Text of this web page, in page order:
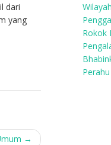
dari
yang
→
Rokok